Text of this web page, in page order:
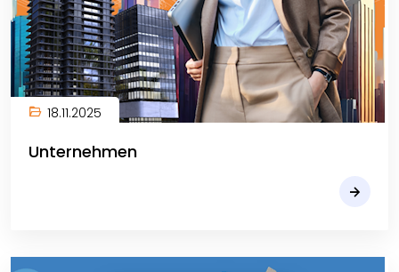
18.11.2025
Unternehmen